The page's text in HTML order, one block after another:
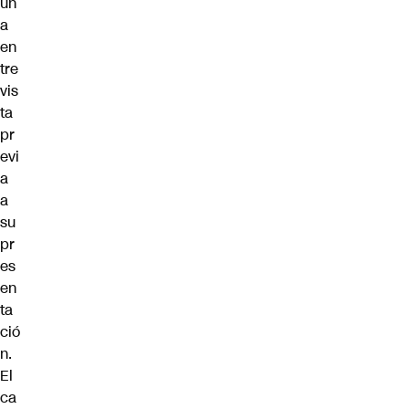
a
en
tre
vis
ta
pr
evi
a
a
su
pr
es
en
ta
ció
n.
El
ca